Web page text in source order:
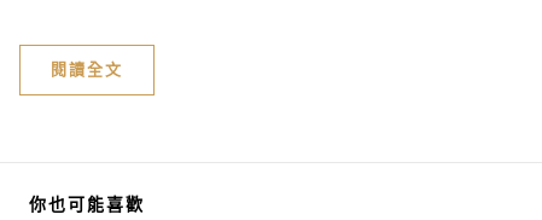
閱讀全文
你也可能喜歡